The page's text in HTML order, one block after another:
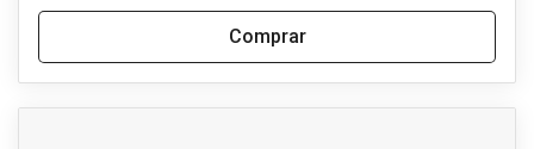
Comprar